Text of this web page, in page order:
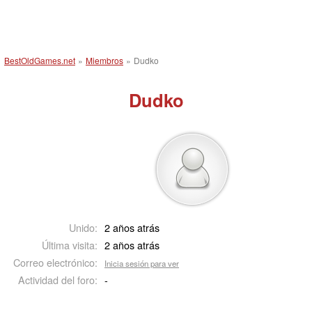
BestOldGames.net » Miembros » Dudko
Dudko
Unido: 2 años atrás
Última visita: 2 años atrás
Correo electrónico:
Inicia sesión para ver
Actividad del foro: -